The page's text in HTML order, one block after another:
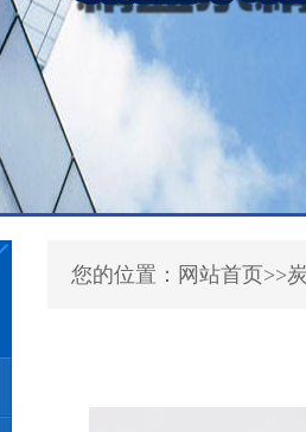
您的位置：网站首页>>